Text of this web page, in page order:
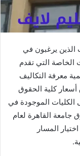
الذين يرغبون في
الخاصة التي تقدم
معرفة التكاليف
كلية الحقوق
مع التركيز على الكليات الموجودة في
القاهرة لعام
المسار